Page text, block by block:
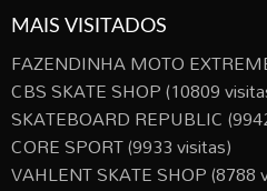
MAIS VISITADOS
FAZENDINHA MOTO
CBS SKATE SHOP(10809
SKATEBOARD REPUBLIC
CORE SPORT(9933 visitas)
VAHLENT SKATE SHOP(8788